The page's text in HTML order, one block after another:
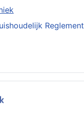
Reglement